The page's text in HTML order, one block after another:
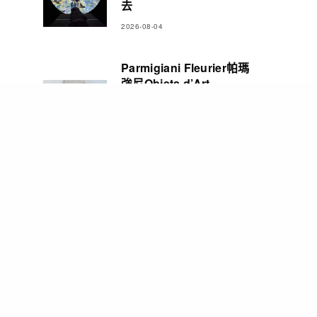
去
2026-08-04
Parmigiani Fleurier帕瑪
強尼Objets d’Art